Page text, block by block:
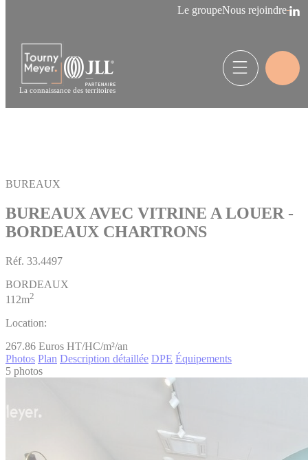
Le groupeNous rejoindre
La connaissance des territoires
BUREAUX
BUREAUX AVEC VITRINE A LOUER -
BORDEAUX CHARTRONS
Réf. 33.4497
BORDEAUX
112m2
Location:
267.86 Euros HT/HC/m²/an
Photos Plan Description détaillée DPE Équipements
5 photos